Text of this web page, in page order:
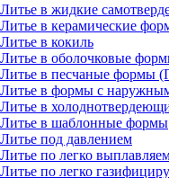
Литье в жидкие
Литье в керамические
Литье в кокиль
Литье в оболочковые
Литье в песчаные формы
Литье в формы с
Литье в
Литье в шаблонные формы
Литье под давлением
Литье по легко
Литье по легко